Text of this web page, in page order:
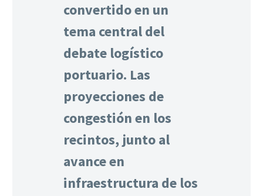
convertido en un
tema central del
debate logístico
portuario. Las
proyecciones de
congestión en los
recintos, junto al
avance en
infraestructura de los